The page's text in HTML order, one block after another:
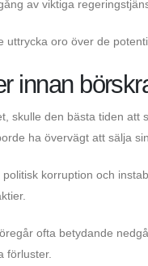
av viktiga
oro över de
innan
skulle den bästa tiden
ha övervägt att sälja
korruption och
ofta betydande
förluster.